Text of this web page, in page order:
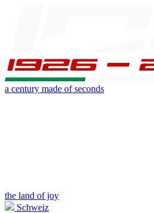
a century made of seconds
the land of joy
Schweiz